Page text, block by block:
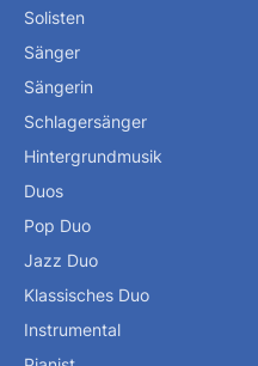
Solisten
Sänger
Sängerin
Schlagersänger
Hintergrundmusik
Duos
Pop Duo
Jazz Duo
Klassisches Duo
Instrumental